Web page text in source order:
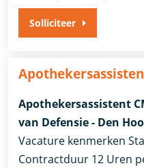
Solliciteer
Apothekersassistent
van Defensie - Den
Vacature kenmerken
Contractduur 12 Uren